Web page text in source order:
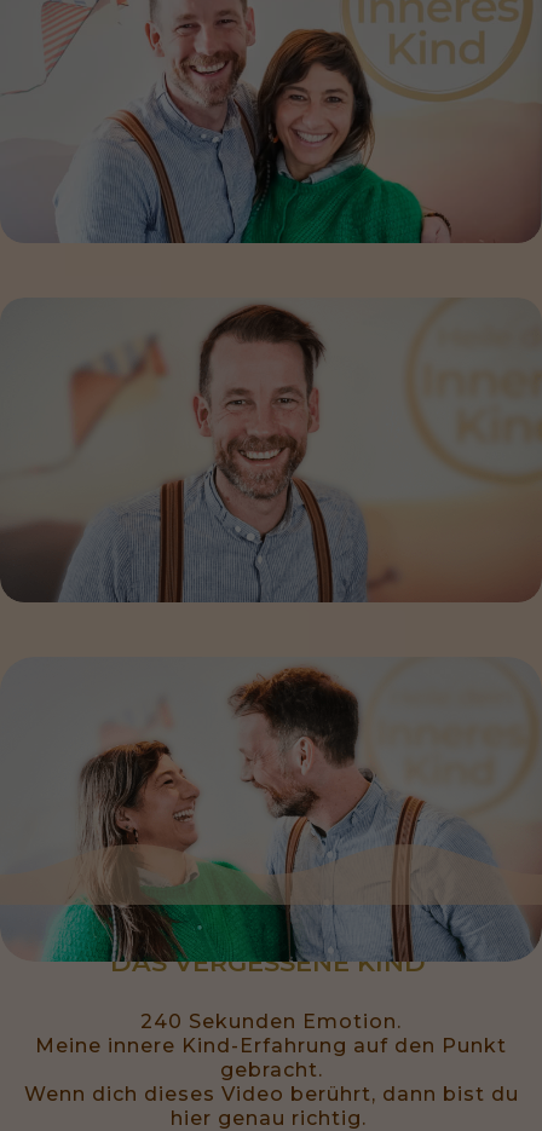
DAS VERGESSENE KIND
240 Sekunden Emotion.
Meine innere Kind-Erfahrung auf den Punkt
gebracht.
Wenn dich dieses Video berührt, dann bist du
hier genau richtig.